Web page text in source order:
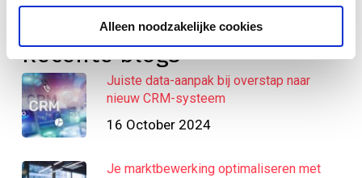
Alleen noodzakelijke cookies
Recente blogs
Juiste data-aanpak bij overstap naar
nieuw CRM-systeem
16 October 2024
Je marktbewerking optimaliseren met